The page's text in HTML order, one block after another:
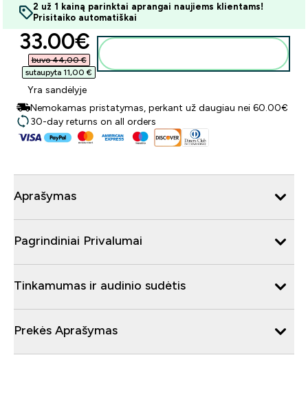
2 už 1 kainą parinktai aprangai naujiems klientams!
Prisitaiko automatiškai
discounted price
33.00€‎
buvo 44,00 €‎
sutaupyta 11,00 €‎
Yra sandėlyje
Nemokamas pristatymas, perkant už daugiau nei 60.00€
30-day returns on all orders
Aprašymas
Pagrindiniai Privalumai
Tinkamumas ir audinio sudėtis
Prekės Aprašymas